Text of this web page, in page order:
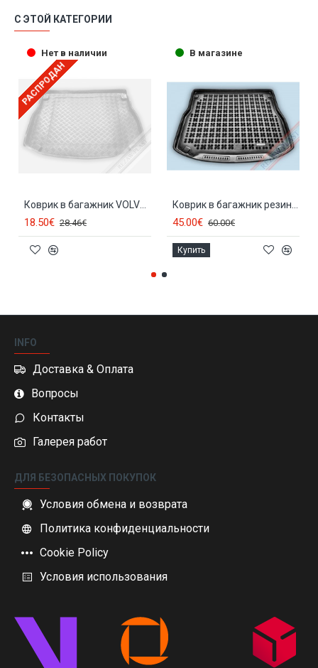
С ЭТОЙ КАТЕГОРИИ
Нет в наличии
РАСПРОДАН
Коврик в багажник VOLVO S40 (2007-...) after facelift 31020,102914M
18.50€ 28.46€
В магазине
Коврик в багажник резиновый VOLVO S40 aft. facelift (2007-...) 232914
45.00€ 60.00€
Купить
INFO
Доставка & Оплата
Вопросы
Контакты
Галерея работ
ДЛЯ БЕЗОПАСНЫХ ПОКУПОК
Условия обмена и возврата
Политика конфиденциальности
Cookie Policy
Условия использования